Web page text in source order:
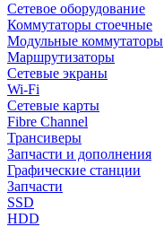
Сетевое оборудование
Коммутаторы стоечные
Модульные коммутаторы
Маршрутизаторы
Сетевые экраны
Wi-Fi
Сетевые карты
Fibre Channel
Трансиверы
Запчасти и дополнения
Графические станции
Запчасти
SSD
HDD